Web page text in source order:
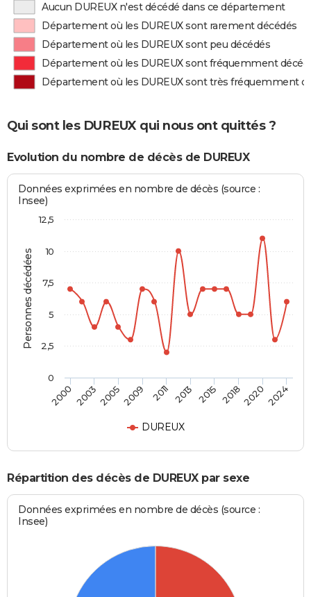
Aucun DUREUX n'est décédé dans ce département
Département où les DUREUX sont rarement décédés
Département où les DUREUX sont peu décédés
Département où les DUREUX sont fréquemment
Département où les DUREUX sont très fréquemment
Qui sont les DUREUX qui nous ont quittés ?
Evolution du nombre de décès de DUREUX
Personnes décédées
Données exprimées en nombre de décès (source :
Insee)
DUREUX
2000 200320052009 2011 2013 2015 201820202024
0
2,5
5
7,5
10
12,5
Répartition des décès de DUREUX par sexe
Données exprimées en nombre de décès (source :
Insee)